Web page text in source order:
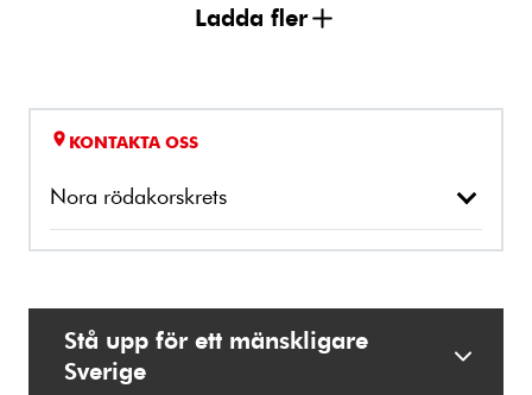
Ladda fler
KONTAKTA OSS
Nora rödakorskrets
Stå upp för ett mänskligare
Sverige